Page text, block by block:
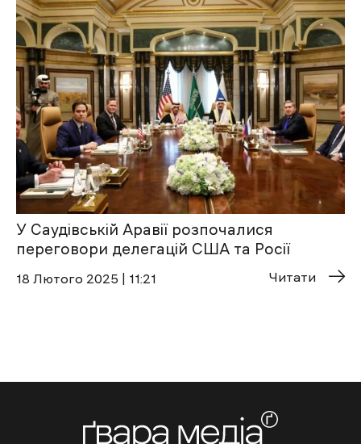
У Саудівській Аравії розпочалися
переговори делегацій США та Росії
18 Лютого 2025 | 11:21 Читати